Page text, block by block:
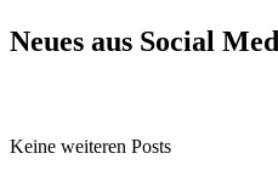
Neues aus Social
Keine weiteren Posts